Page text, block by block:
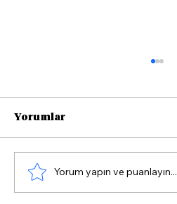
Yorumlar
Yorum yapın ve puanlayın...